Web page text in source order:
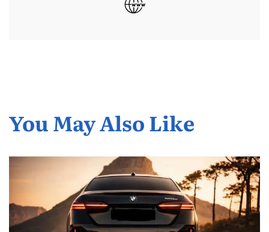
You May Also Like